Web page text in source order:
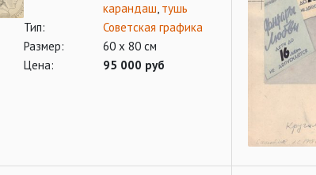
карандаш, тушь
Тип:
Советская графика
Размер:
60 х 80 см
Цена:
95 000 руб